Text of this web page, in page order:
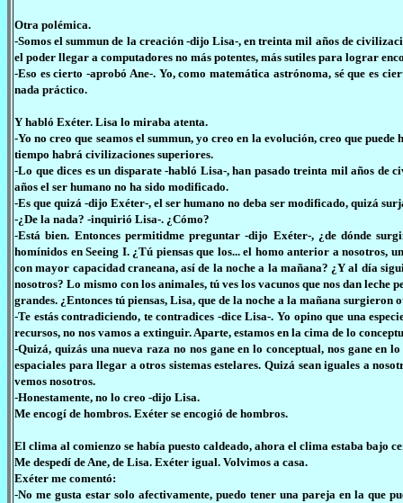
Otra polémica.
-Somos el summun de la creación -dijo Lisa-, en treinta mil años de
el poder llegar a computadores no más potentes, más sutiles para lograr
-Eso es cierto -aprobó Ane-. Yo, como matemática astrónoma, sé que es
nada práctico.
Y habló Exéter. Lisa lo miraba atenta.
-Yo no creo que seamos el summun, yo creo en la evolución, creo que
tiempo habrá civilizaciones superiores.
-Lo que dices es un disparate -habló Lisa-, han pasado treinta mil años de
años el ser humano no ha sido modificado.
-Es que quizá -dijo Exéter-, el ser humano no deba ser modificado, quizá
-¿De la nada? -inquirió Lisa-. ¿Cómo?
-Está bien. Entonces permitidme preguntar -dijo Exéter-, ¿de dónde
homínidos en Seeing I. ¿Tú piensas que los... el homo anterior a nosotros,
con mayor capacidad craneana, así de la noche a la mañana? ¿Y al día
nosotros? Lo mismo con los animales, tú ves los vacunos que nos dan
grandes. ¿Entonces tú piensas, Lisa, que de la noche a la mañana surgieron
-Te estás contradiciendo, te contradices -dice Lisa-. Yo opino que una
recursos, no nos vamos a extinguir. Aparte, estamos en la cima de lo
-Quizá, quizás una nueva raza no nos gane en lo conceptual, nos gane
espaciales para llegar a otros sistemas estelares. Quizá sean iguales a
vemos nosotros.
-Honestamente, no lo creo -dijo Lisa.
Me encogí de hombros. Exéter se encogió de hombros.
El clima al comienzo se había puesto caldeado, ahora el clima estaba bajo
Me despedí de Ane, de Lisa. Exéter igual. Volvimos a casa.
Exéter me comentó:
-No me gusta estar solo afectivamente, puedo tener una pareja en la que